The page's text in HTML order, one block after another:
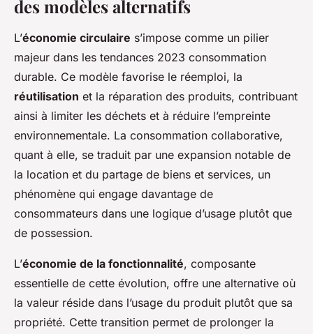
des modèles alternatifs
L’économie circulaire s’impose comme un pilier
majeur dans les tendances 2023 consommation
durable. Ce modèle favorise le réemploi, la
réutilisation et la réparation des produits, contribuant
ainsi à limiter les déchets et à réduire l’empreinte
environnementale. La consommation collaborative,
quant à elle, se traduit par une expansion notable de
la location et du partage de biens et services, un
phénomène qui engage davantage de
consommateurs dans une logique d’usage plutôt que
de possession.
L’économie de la fonctionnalité, composante
essentielle de cette évolution, offre une alternative où
la valeur réside dans l’usage du produit plutôt que sa
propriété. Cette transition permet de prolonger la